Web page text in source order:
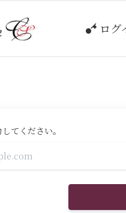
ログ
てください。